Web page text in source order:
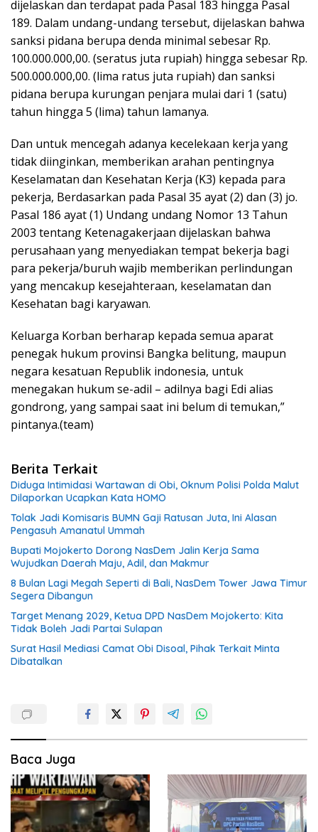
dijelaskan dan terdapat pada Pasal 183 hingga Pasal
189. Dalam undang-undang tersebut, dijelaskan bahwa
sanksi pidana berupa denda minimal sebesar Rp.
100.000.000,00. (seratus juta rupiah) hingga sebesar Rp.
500.000.000,00. (lima ratus juta rupiah) dan sanksi
pidana berupa kurungan penjara mulai dari 1 (satu)
tahun hingga 5 (lima) tahun lamanya.
Dan untuk mencegah adanya kecelekaan kerja yang
tidak diinginkan, memberikan arahan pentingnya
Keselamatan dan Kesehatan Kerja (K3) kepada para
pekerja, Berdasarkan pada Pasal 35 ayat (2) dan (3) jo.
Pasal 186 ayat (1) Undang undang Nomor 13 Tahun
2003 tentang Ketenagakerjaan dijelaskan bahwa
perusahaan yang menyediakan tempat bekerja bagi
para pekerja/buruh wajib memberikan perlindungan
yang mencakup kesejahteraan, keselamatan dan
Kesehatan bagi karyawan.
Keluarga Korban berharap kepada semua aparat
penegak hukum provinsi Bangka belitung, maupun
negara kesatuan Republik indonesia, untuk
menegakan hukum se-adil – adilnya bagi Edi alias
gondrong, yang sampai saat ini belum di temukan,”
pintanya.(team)
Berita Terkait
Diduga Intimidasi Wartawan di Obi, Oknum Polisi Polda Malut
Dilaporkan Ucapkan Kata HOMO
Tolak Jadi Komisaris BUMN Gaji Ratusan Juta, Ini Alasan
Pengasuh Amanatul Ummah
Bupati Mojokerto Dorong NasDem Jalin Kerja Sama
Wujudkan Daerah Maju, Adil, dan Makmur
8 Bulan Lagi Megah Seperti di Bali, NasDem Tower Jawa Timur
Segera Dibangun
Target Menang 2029, Ketua DPD NasDem Mojokerto: Kita
Tidak Boleh Jadi Partai Sulapan
Surat Hasil Mediasi Camat Obi Disoal, Pihak Terkait Minta
Dibatalkan
Baca Juga